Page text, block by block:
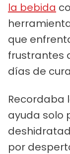
la bebida
que
frustrantes
días de
Recordaba
ayuda solo
por